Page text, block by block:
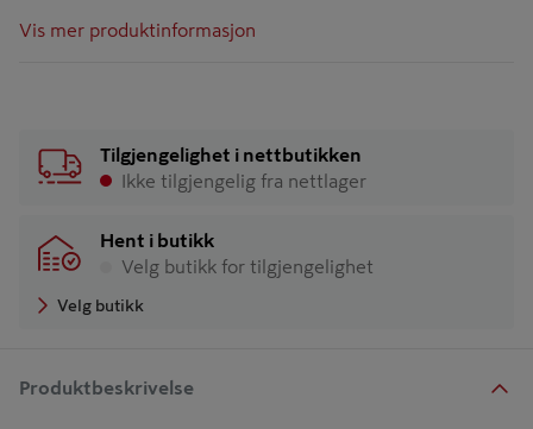
Vis mer produktinformasjon
Tilgjengelighet i nettbutikken
Ikke tilgjengelig fra nettlager
Hent i butikk
Velg butikk for tilgjengelighet
Velg butikk
Produktbeskrivelse